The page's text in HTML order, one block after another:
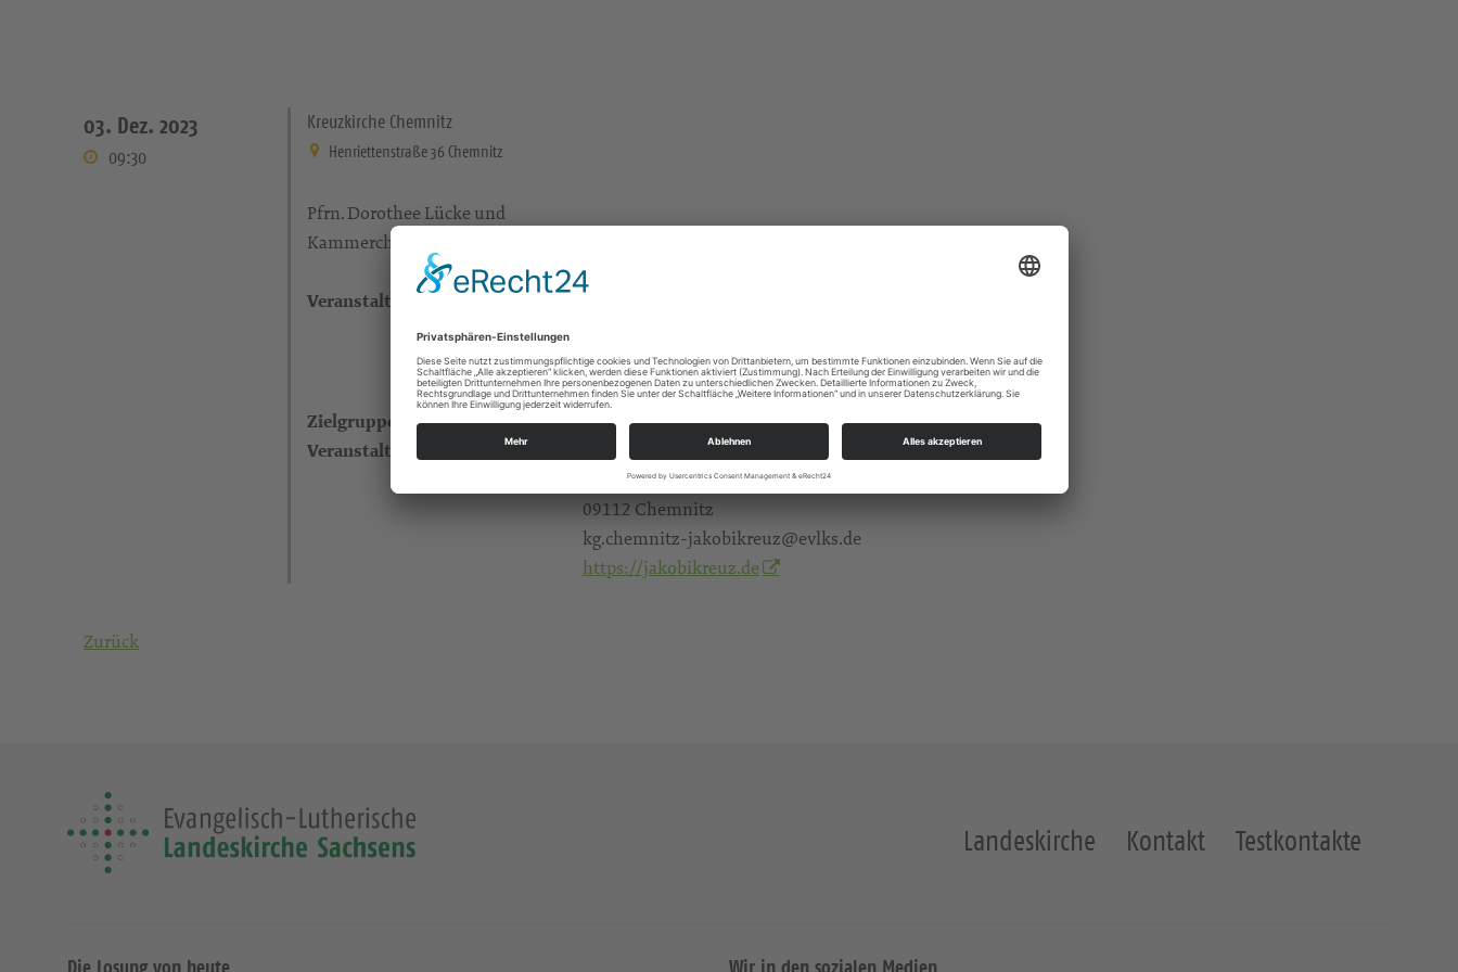
03. Dez. 2023
09:30
Kreuzkirche Chemnitz
Henriettenstraße 36 Chemnitz
Pfrn. Dorothee Lücke und
Kammerchor der Kreuzkirche
Veranstaltungsort
Kreuzkirche Chemnitz
09112 Chemnitz
Zielgruppe Alle
Veranstalter Ev.-Luth. St.-Jakobi-Kreuz-Kirchgemeinde
Henriettenstr. 36
09112 Chemnitz
kg.chemnitz-jakobikreuz@evlks.de
https://jakobikreuz.de
Zurück
Landeskirche Kontakt Testkontakte